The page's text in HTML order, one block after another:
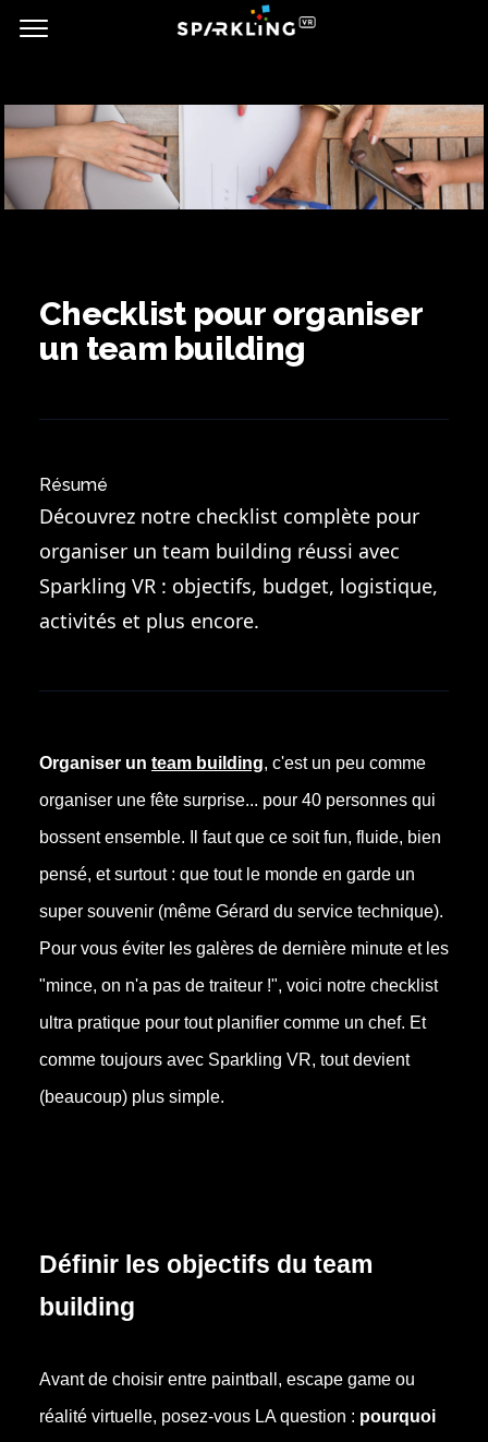
Checklist pour organiser
un team building
Résumé
Découvrez notre checklist complète pour
organiser un team building réussi avec
Sparkling VR : objectifs, budget, logistique,
activités et plus encore.
Organiser un team building, c'est un peu comme
organiser une fête surprise... pour 40 personnes qui
bossent ensemble. Il faut que ce soit fun, fluide, bien
pensé, et surtout : que tout le monde en garde un
super souvenir (même Gérard du service technique).
Pour vous éviter les galères de dernière minute et les
"mince, on n'a pas de traiteur !", voici notre checklist
ultra pratique pour tout planifier comme un chef. Et
comme toujours avec Sparkling VR, tout devient
(beaucoup) plus simple.
Définir les objectifs du team
building
Avant de choisir entre paintball, escape game ou
réalité virtuelle, posez-vous LA question : pourquoi